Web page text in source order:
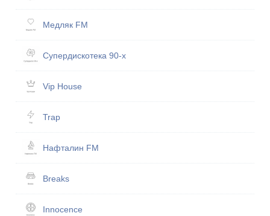
Медляк FM
Супердискотека 90-х
Vip House
Trap
Нафталин FM
Breaks
Innocence